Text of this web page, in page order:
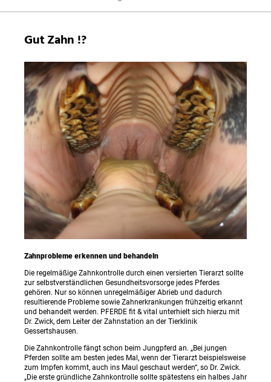
Gut Zahn !?
Zahnprobleme erkennen und behandeln
Die regelmäßige Zahnkontrolle durch einen versierten Tierarzt sollte
zur selbstverständlichen Gesundheitsvorsorge jedes Pferdes
gehören. Nur so können unregelmäßiger Abrieb und dadurch
resultierende Probleme sowie Zahnerkrankungen frühzeitig erkannt
und behandelt werden. PFERDE fit & vital unterhielt sich hierzu mit
Dr. Zwick, dem Leiter der Zahnstation an der Tierklinik
Gessertshausen.
Die Zahnkontrolle fängt schon beim Jungpferd an. „Bei jungen
Pferden sollte am besten jedes Mal, wenn der Tierarzt beispielsweise
zum Impfen kommt, auch ins Maul geschaut werden“, so Dr. Zwick.
„Die erste gründliche Zahnkontrolle sollte spätestens ein halbes Jahr